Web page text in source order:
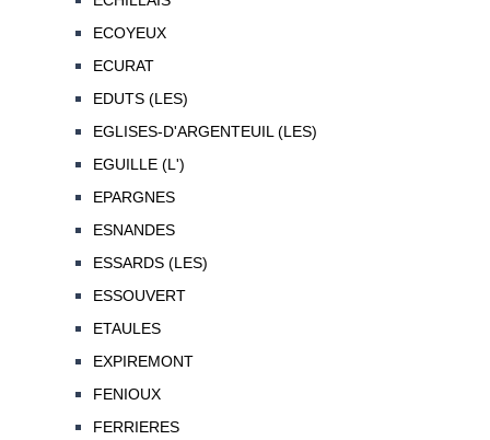
ECOYEUX
ECURAT
EDUTS (LES)
EGLISES-D'ARGENTEUIL (LES)
EGUILLE (L')
EPARGNES
ESNANDES
ESSARDS (LES)
ESSOUVERT
ETAULES
EXPIREMONT
FENIOUX
FERRIERES